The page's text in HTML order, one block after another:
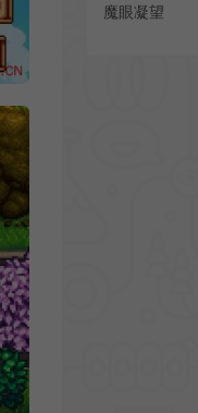
魔眼凝望